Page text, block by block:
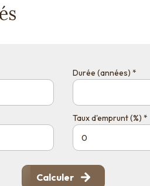
Durée (années) *
Taux d'emprunt (%) *
Calculer